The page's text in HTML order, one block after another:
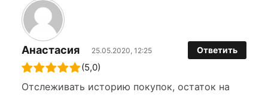
Анастасия 25.05.2020, 12:25 Ответить
(5,0)
Отслеживать историю покупок, остаток на